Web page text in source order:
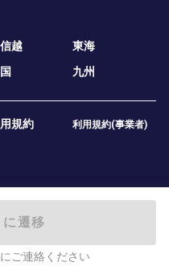
遷移
ご連絡ください
越
東海
九州
規約 利用規約(事業者)
ベア株式会社